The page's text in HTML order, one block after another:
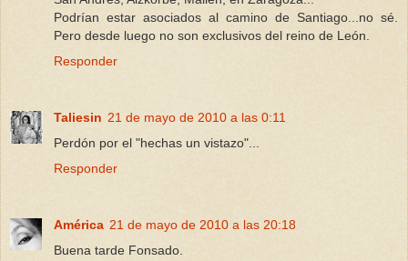
Podrían estar asociados al camino de Santiago...no sé.
Pero desde luego no son exclusivos del reino de León.
Responder
Taliesin 21 de mayo de 2010 a las 0:11
Perdón por el "hechas un vistazo"...
Responder
América 21 de mayo de 2010 a las 20:18
Buena tarde Fonsado.